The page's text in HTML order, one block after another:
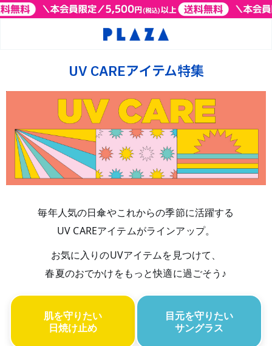
UV CAREアイテム特集
毎年人気の日傘やこれからの季節に活躍する
UV CAREアイテムがラインアップ。
お気に入りのUVアイテムを見つけて、
春夏のおでかけをもっと快適に過ごそう♪
肌を守りたい
日焼け止め
目元を守りたい
サングラス